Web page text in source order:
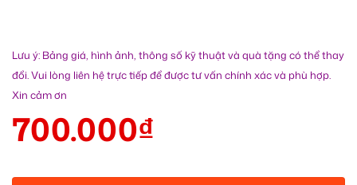
Lưu ý: Bảng giá, hình ảnh, thông số kỹ thuật và quà tặng có thể thay
đổi. Vui lòng liên hệ trực tiếp để được tư vấn chính xác và phù hợp.
Xin cảm ơn
700.000₫